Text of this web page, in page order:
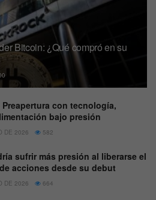
Bitcoin: ¿Qué compró en su
Preapertura con tecnología,
bajo presión
DE 2026 582
sufrir más presión al liberarse el
acciones desde su debut
DE 2026 664